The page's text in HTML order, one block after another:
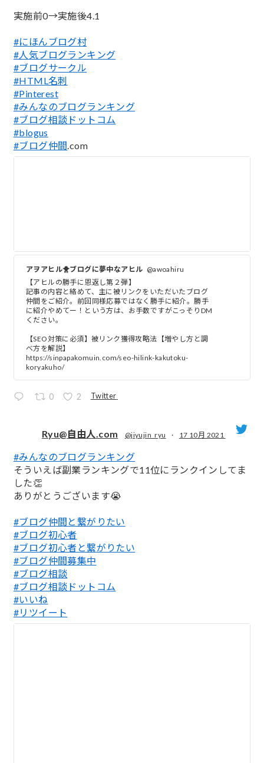
実施前0→実施後4.1
#にほんブログ村
#人気ブログランキング
#ブログサークル
#HTML名刺
#Pinterest
#みんなのブログランキング
#ブログ相談ドットコム
#blogus
#ブログ仲間.com
アヲアヒル🐥ブログに夢中なアヒル @awoahiru
【アヒルの勝手に恩返し第２弾】
記事の内容と絡めて、主に被リンクをいただいたブログ
仲間をご紹介。前回同様応募ではなく勝手に紹介。勝手
に紹介やめてー！という方は、お手数ですがこっそりDM
ください。
【SEO対策に必須】被リンク獲得攻略法【増やし方と調
べ方を解説】
https://sinpapakomuin.com/seo-hilink-kakutoku-
koryakuho/
0 2 Twitter
;
Ryu@自由人.com @jiyujin_ryu · 17 10月 2021
#みんなのブログランキング
そういえば副業ランキングで11位にランクインしてま
した👏
ありがとうございます😭
#ブログ仲間と繋がりたい
#ブログ初心者
#ブログ初心者と繋がりたい
#ブログ仲間募集中
#ブログ相談
#ブログ相談ドットコム
#いいね
#リツイート